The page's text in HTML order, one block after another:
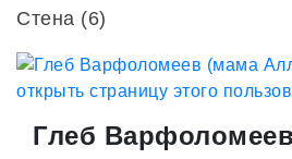
Стена (6)
Глеб